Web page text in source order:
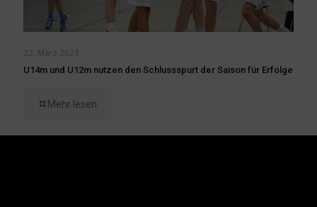
22. März 2023
U14m und U12m nutzen den Schlussspurt der Saison für Erfolge
Mehr lesen